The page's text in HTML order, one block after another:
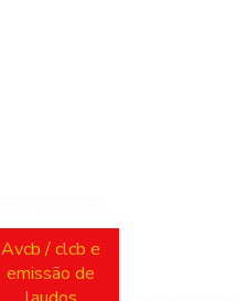
Avcb / clcb e
emissão de